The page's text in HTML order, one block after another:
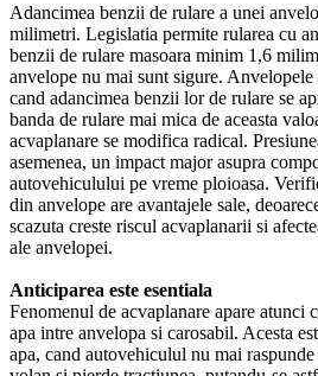
Adancimea benzii de rulare a unei
milimetri. Legislatia permite rularea cu
benzii de rulare masoara minim 1,6
anvelope nu mai sunt sigure.
cand adancimea benzii lor de rulare se
banda de rulare mai mica de aceasta
acvaplanare se modifica radical.
asemenea, un impact major asupra
autovehiculului pe vreme ploioasa.
din anvelope are avantajele sale,
scazuta creste riscul acvaplanarii si
ale anvelopei.
Anticiparea este esentiala
Fenomenul de acvaplanare apare atunci
apa intre anvelopa si carosabil. Acesta
apa, cand autovehiculul nu mai